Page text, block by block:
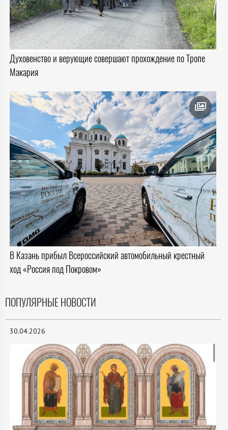
Духовенство и верующие совершают прохождение по Тропе
Макария
В Казань прибыл Всероссийский автомобильный крестный
ход «Россия под Покровом»
ПОПУЛЯРНЫЕ НОВОСТИ
30.04.2026